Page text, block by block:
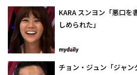
KARA スンヨン「悪口を
しめられた」
チョン・ジュン「ジャ